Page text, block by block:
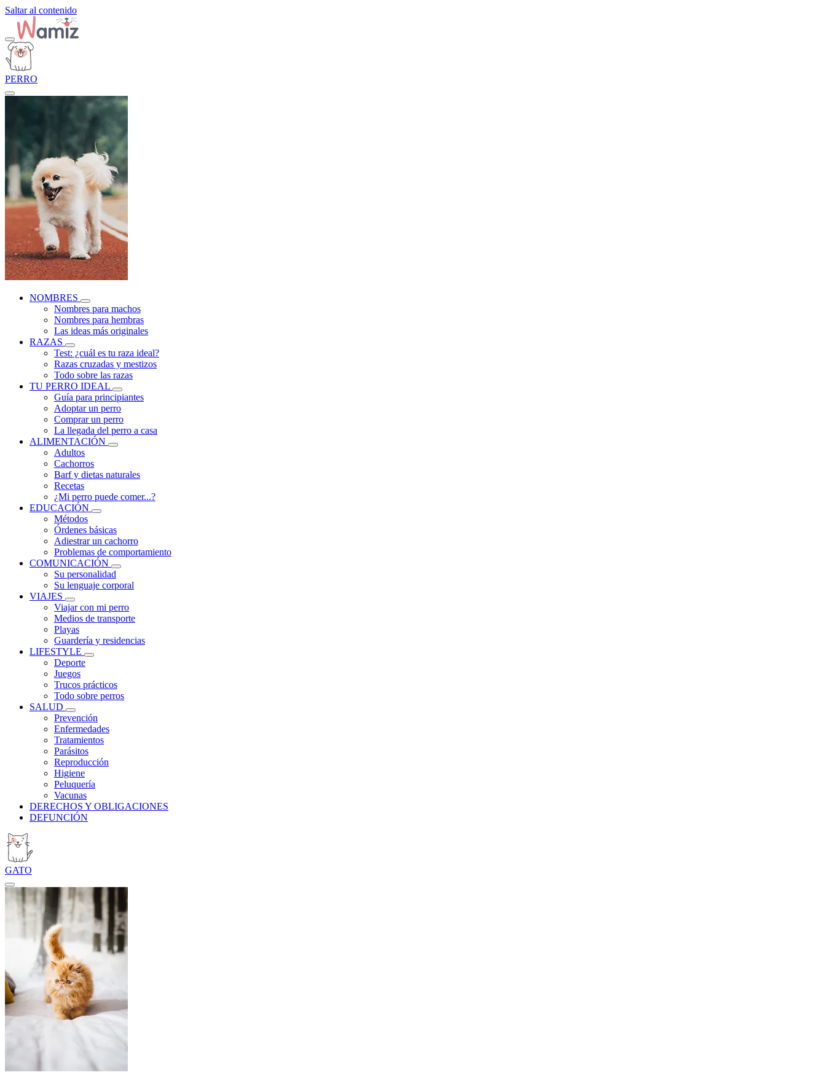
Saltar al contenido
PERRO
NOMBRES
Nombres para machos
Nombres para hembras
Las ideas más originales
RAZAS
Test: ¿cuál es tu raza ideal?
Razas cruzadas y mestizos
Todo sobre las razas
TU PERRO IDEAL
Guía para principiantes
Adoptar un perro
Comprar un perro
La llegada del perro a casa
ALIMENTACIÓN
Adultos
Cachorros
Barf y dietas naturales
Recetas
¿Mi perro puede comer...?
EDUCACIÓN
Métodos
Órdenes básicas
Adiestrar un cachorro
Problemas de comportamiento
COMUNICACIÓN
Su personalidad
Su lenguaje corporal
VIAJES
Viajar con mi perro
Medios de transporte
Playas
Guardería y residencias
LIFESTYLE
Deporte
Juegos
Trucos prácticos
Todo sobre perros
SALUD
Prevención
Enfermedades
Tratamientos
Parásitos
Reproducción
Higiene
Peluquería
Vacunas
DERECHOS Y OBLIGACIONES
DEFUNCIÓN
GATO